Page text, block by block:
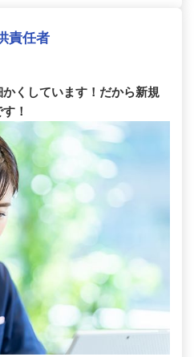
責任者
くしています！だから新規
！